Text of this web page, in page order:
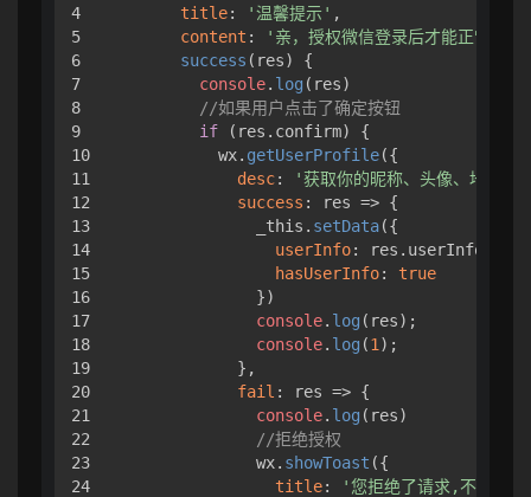
4
5
6
7
8
9
10
11
12
13
14
15
16
17
18
19
20
21
22
23
24
title: '温馨提示' ,
content :
'亲，授权微信登录后才能正常使
success ( res) {
console. log (res)
//如果用户点击了确定按钮
if (res. confirm) {
          wx.
getUserProfile({
desc:
'获取你的昵称、头像、地区及
success : res => {
              _this.
setData({
userInfo: res. userInfo
hasUserInfo: true
              })
console. log (res);
console. log (1 );
            },
fail : res => {
console. log (res)
//拒绝授权
              wx.
showToast ({
title:
'您拒绝了请求,不能正